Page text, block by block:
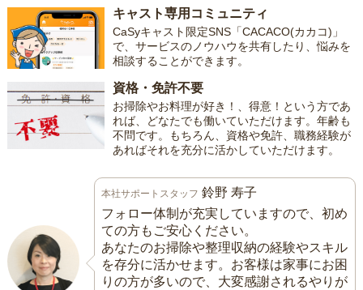
キャスト専用コミュニティ
CaSyキャスト限定SNS「CACACO(カカコ)」
で、サービスのノウハウを共有したり、悩みを
相談することができます。
資格・免許不要
お掃除やお料理が好き！、得意！という方であ
れば、どなたでも働いていただけます。年齢も
不問です。もちろん、資格や免許、職務経験が
あればそれを充分に活かしていただけます。
本社サポートスタッフ 鈴野 寿子
フォロー体制が充実していますので、初め
ての方もご安心ください。
あなたのお掃除や整理収納の経験やスキル
を存分に活かせます。お客様は家事にお困
りの方が多いので、大変感謝されるやりが